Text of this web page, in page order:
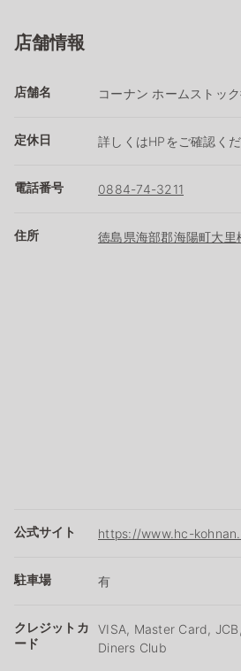
店舗情報
店舗名 コーナン ホームストッ
定休日 詳しくはHPをご確認くだ
電話番号 0884-74-3211
住所 徳島県海部郡海陽町大里
公式サイト https://www.hc-
駐車場 有
クレジットカ
ード
VISA, Master Card,
Diners Club